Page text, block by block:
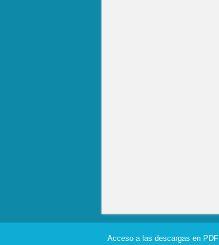
Acceso a las descargas en PDF